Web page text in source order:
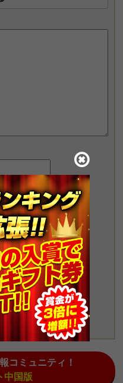
になりました♪
稿可能
コミュニティ！
中国版